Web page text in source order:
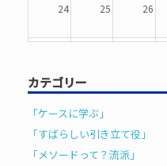
24 25 26
31 1 2
カテゴリー
「ケースに学ぶ」
「すばらしい引き立て役」
「メソードって？流派」